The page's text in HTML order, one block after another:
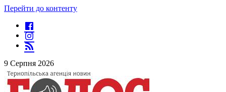
Перейти до контенту
9 Серпня 2026